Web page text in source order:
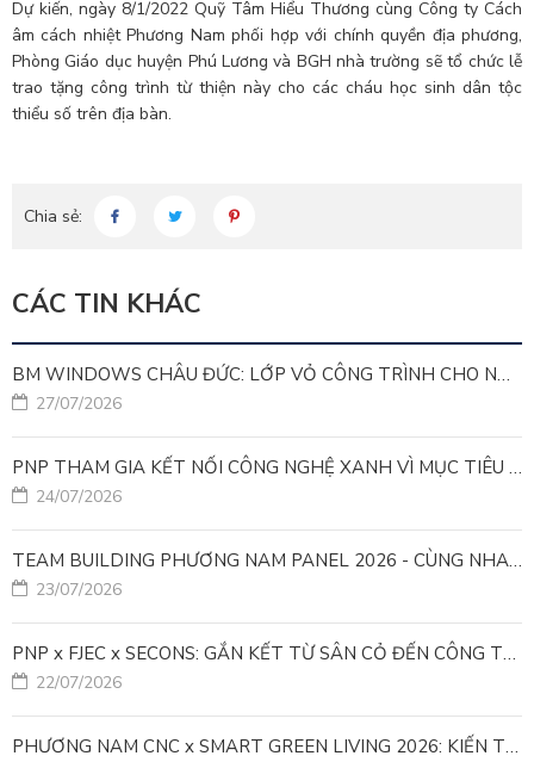
Dự kiến, ngày 8/1/2022 Quỹ Tâm Hiểu Thương cùng Công ty Cách
âm cách nhiệt Phương Nam phối hợp với chính quyền địa phương,
Phòng Giáo dục huyện Phú Lương và BGH nhà trường sẽ tổ chức lễ
trao tặng công trình từ thiện này cho các cháu học sinh dân tộc
thiểu số trên địa bàn.
Chia sẻ:
CÁC TIN KHÁC
BM WINDOWS CHÂU ĐỨC: LỚP VỎ CÔNG TRÌNH CHO NHÀ MÁY LEED GOLD
27/07/2026
PNP THAM GIA KẾT NỐI CÔNG NGHỆ XANH VÌ MỤC TIÊU PHÁT TRIỂN BỀN VỮNG
24/07/2026
TEAM BUILDING PHƯƠNG NAM PANEL 2026 - CÙNG NHAU ĐI XA, CÙNG NHAU LỚN MẠNH
23/07/2026
PNP x FJEC x SECONS: GẮN KẾT TỪ SÂN CỎ ĐẾN CÔNG TRÌNH
22/07/2026
PHƯƠNG NAM CNC x SMART GREEN LIVING 2026: KIẾN TẠO ĐÔ THỊ XANH TỪ NHỮNG GIẢI PHÁP FACADE